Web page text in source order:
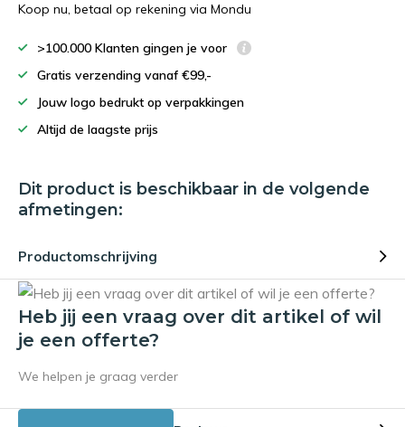
Koop nu, betaal op rekening via Mondu
>100.000 Klanten gingen je voor
Gratis verzending vanaf €99,-
Jouw logo bedrukt op verpakkingen
Altijd de laagste prijs
Dit product is beschikbaar in de volgende
afmetingen:
Productomschrijving
Heb jij een vraag over dit artikel of wil
je een offerte?
We helpen je graag verder